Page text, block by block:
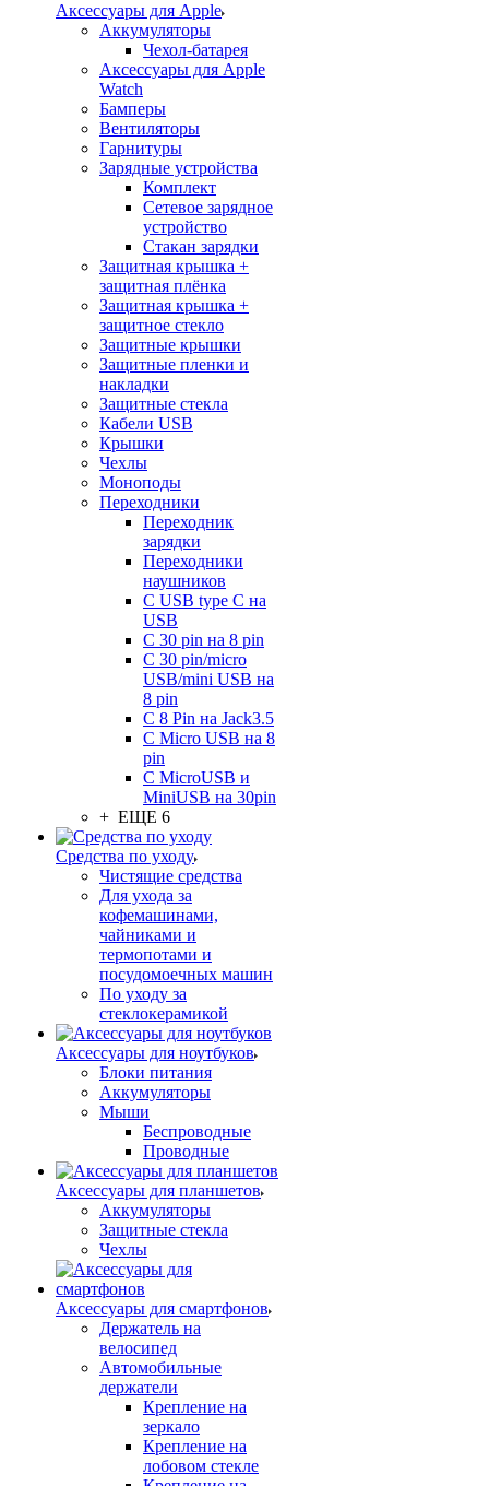
Аксессуары для Apple
Аккумуляторы
Чехол-батарея
Аксессуары для Apple
Watch
Бамперы
Вентиляторы
Гарнитуры
Зарядные устройства
Комплект
Сетевое зарядное
устройство
Стакан зарядки
Защитная крышка +
защитная плёнка
Защитная крышка +
защитное стекло
Защитные крышки
Защитные пленки и
накладки
Защитные стекла
Кабели USB
Крышки
Чехлы
Моноподы
Переходники
Переходник
зарядки
Переходники
наушников
С USB type C на
USB
С 30 pin на 8 pin
С 30 pin/micro
USB/mini USB на
8 pin
С 8 Pin на Jack3.5
С Micro USB на 8
pin
С MicroUSB и
MiniUSB на 30pin
+ ЕЩЕ 6
Средства по уходу
Чистящие средства
Для ухода за
кофемашинами,
чайниками и
термопотами и
посудомоечных машин
По уходу за
стеклокерамикой
Аксессуары для ноутбуков
Блоки питания
Аккумуляторы
Мыши
Беспроводные
Проводные
Аксессуары для планшетов
Аккумуляторы
Защитные стекла
Чехлы
Аксессуары для смартфонов
Держатель на
велосипед
Автомобильные
держатели
Крепление на
зеркало
Крепление на
лобовом стекле